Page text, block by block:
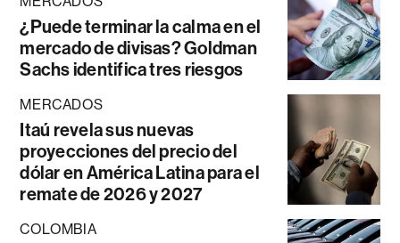
¿Puede terminar la calma en el
mercado de divisas? Goldman
Sachs identifica tres riesgos
MERCADOS
Itaú revela sus nuevas
proyecciones del precio del
dólar en América Latina para el
remate de 2026 y 2027
COLOMBIA